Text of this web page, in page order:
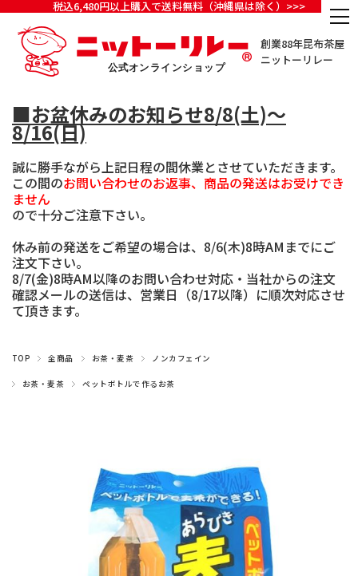
税込6,480円以上購入で送料無料（沖縄県は除く）>>>
創業88年昆布茶屋
ニットーリレー
■お盆休みのお知らせ8/8(土)～
8/16(日)
誠に勝手ながら上記日程の間休業とさせていただきます。
この間のお問い合わせのお返事、商品の発送はお受けでき
ません
ので十分ご注意下さい。
休み前の発送をご希望の場合は、8/6(木)8時AMまでにご
注文下さい。
8/7(金)8時AM以降のお問い合わせ対応・当社からの注文
確認メールの送信は、営業日（8/17以降）に順次対応させ
て頂きます。
TOP 全商品 お茶・麦茶 ノンカフェイン
お茶・麦茶 ペットボトルで作るお茶